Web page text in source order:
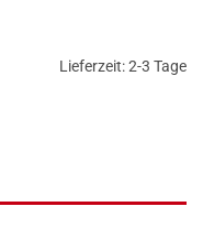
Lieferzeit:2-3 Tage